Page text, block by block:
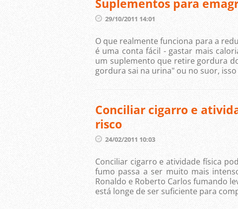
Suplementos para
29/10/2011 14:01
O que realmente funciona para a
é uma conta fácil - gastar mais
um suplemento que retire gordura
gordura sai na urina" ou no suor, isso
Conciliar cigarro e
risco
24/02/2011 10:03
Conciliar cigarro e atividade física
fumo passa a ser muito mais
Ronaldo e Roberto Carlos fumando
está longe de ser suficiente para